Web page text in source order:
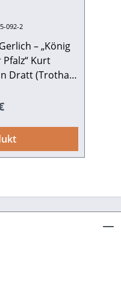
092-2
Kurt
Dratt (Trotha)“
– „Johannes
Schlegel –
Weber“
der
zur Förderung
Preis: